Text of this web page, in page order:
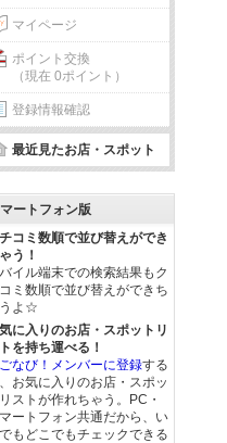
マイページ
ポイント交換
（現在 0ポイント）
登録情報確認
最近見たお店・スポット
ートフォン版
コミ数順で並び替えができ
う！
イル端末での検索結果もク
ミ数順で並び替えができち
よ☆
に入りのお店・スポットリ
を持ち運べる！
なび！メンバーに登録する
お気に入りのお店・スポッ
リストが作れちゃう。PC・
ートフォン共通だから、い
もどこでもチェックできる